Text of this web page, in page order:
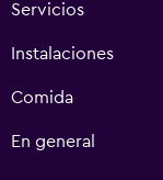
Servicios
Instalaciones
Comida
En general